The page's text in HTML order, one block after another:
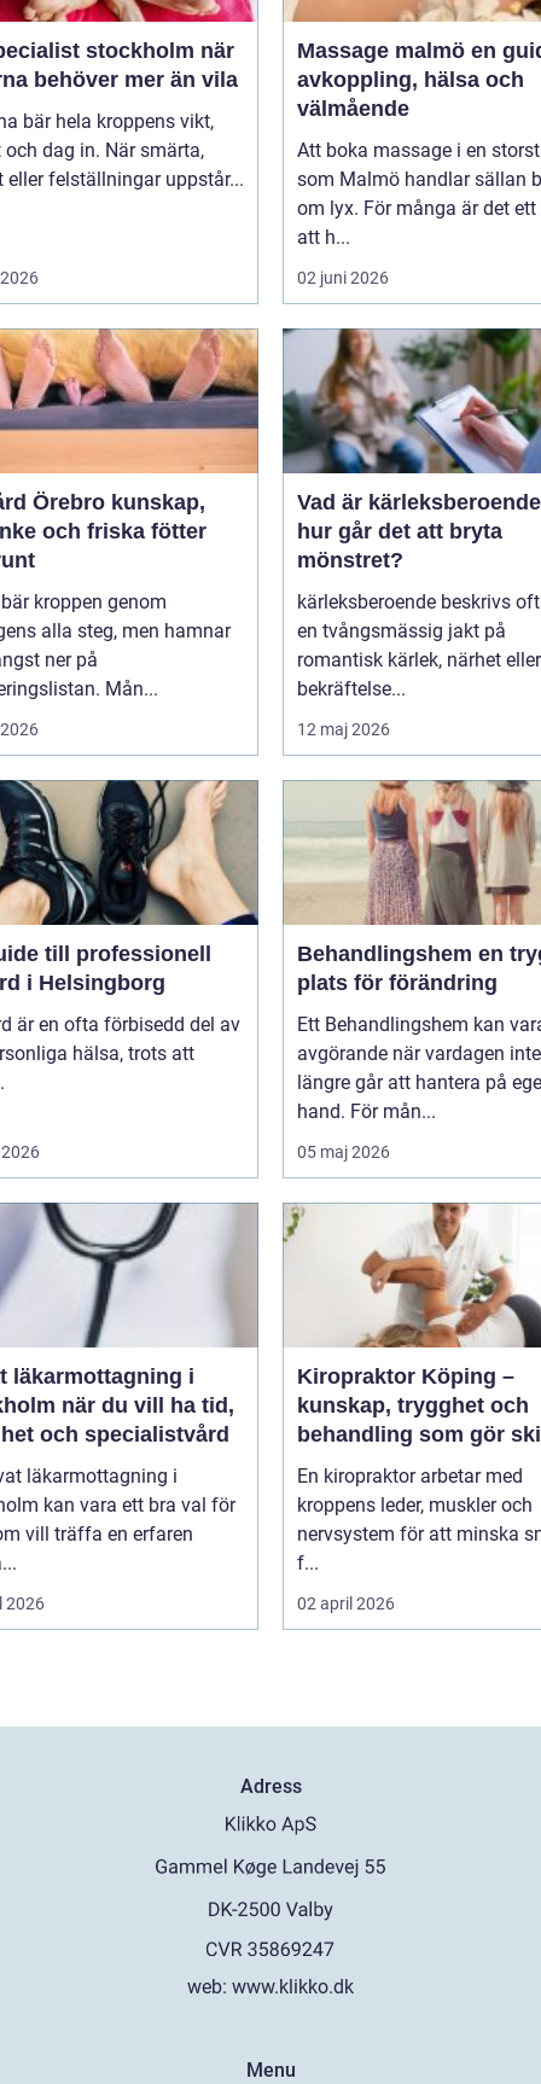
stockholm när
behöver mer än vila
bär hela kroppens vikt,
och dag in. När smärta,
eller felställningar uppstår...
Massage malmö en guide till
avkoppling, hälsa och
välmående
Att boka massage i en
som Malmö handlar sällan
om lyx. För många är det
att h...
02 juni 2026
kunskap,
och friska fötter
kroppen genom
alla steg, men hamnar
ner på
Mån...
Vad är kärleksberoende
hur går det att bryta
mönstret?
kärleksberoende beskrivs
en tvångsmässig jakt på
romantisk kärlek, närhet eller
bekräftelse...
12 maj 2026
till professionell
i Helsingborg
är en ofta förbisedd del av
hälsa, trots att
Behandlingshem en trygg
plats för förändring
Ett Behandlingshem kan
avgörande när vardagen inte
längre går att hantera på
hand. För mån...
05 maj 2026
läkarmottagning i
vill ha tid,
och specialistvård
läkarmottagning i
kan vara ett bra val för
vill träffa en erfaren
2026
Kiropraktor Köping –
kunskap, trygghet och
behandling som gör
En kiropraktor arbetar med
kroppens leder, muskler och
nervsystem för att minska
f...
02 april 2026
Adress
web: www.klikko.dk
Menu